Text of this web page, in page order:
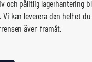
och pålitlig lagerhantering
Vi kan leverera den helhet
även framåt.